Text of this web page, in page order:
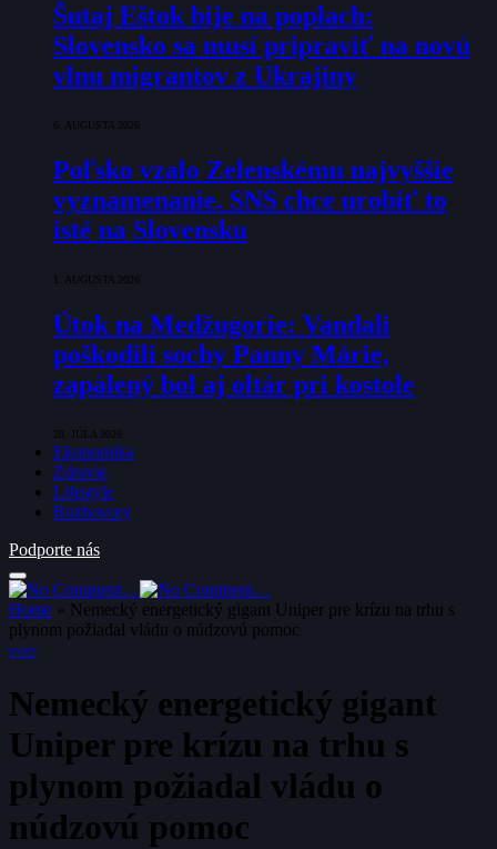
Šutaj Eštok bije na poplach:
Slovensko sa musí pripraviť na novú
vlnu migrantov z Ukrajiny
6. AUGUSTA 2026
Poľsko vzalo Zelenskému najvyššie
vyznamenanie. SNS chce urobiť to
isté na Slovensku
1. AUGUSTA 2026
Útok na Medžugorie: Vandali
poškodili sochy Panny Márie,
zapálený bol aj oltár pri kostole
28. JÚLA 2026
Ekonomika
Zdravie
Lifestyle
Rozhovory
Podporte nás
Home » Nemecký energetický gigant Uniper pre krízu na trhu s
plynom požiadal vládu o núdzovú pomoc
SVET
Nemecký energetický gigant
Uniper pre krízu na trhu s
plynom požiadal vládu o
núdzovú pomoc